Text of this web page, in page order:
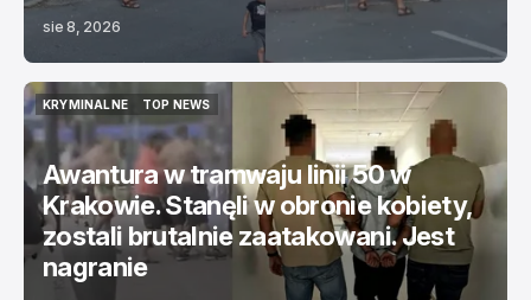
sie 8, 2026
KRYMINALNE
KRYMINALNE
TOP NEWS
TOP NEWS
Awantura w tramwaju linii 50 w
Krakowie. Stanęli w obronie kobiety,
zostali brutalnie zaatakowani. Jest
nagranie